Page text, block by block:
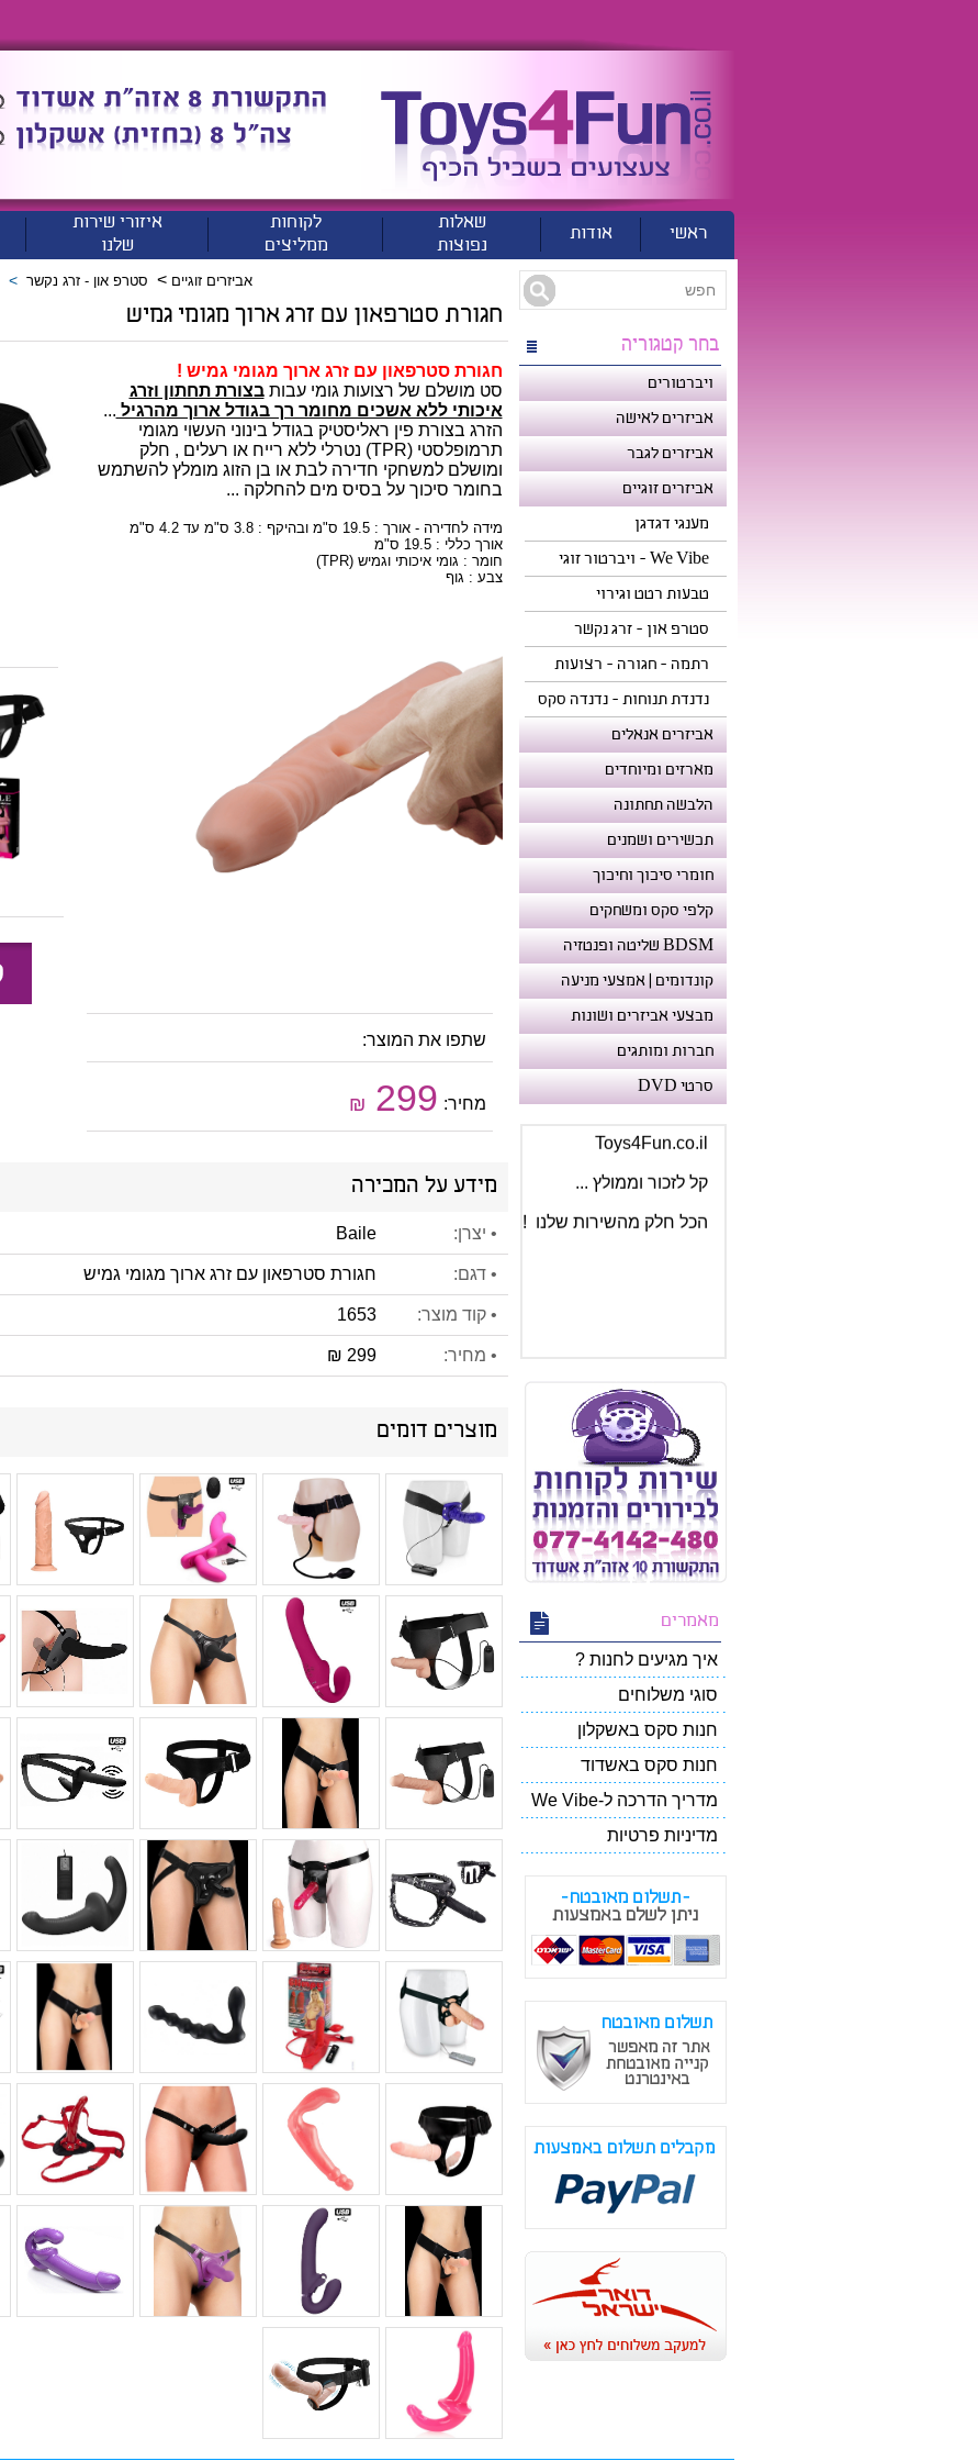
ראשי אודות
שאלות
נפוצות
לקוחות
ממליצים
איזורי שירות
שלנו
בחר קטגוריה
ויברטורים
אביזרים לאישה
אביזרים לגבר
אביזרים זוגיים
מענגי דגדגן
We Vibe - ויברטור זוגי
טבעות רטט וגירוי
סטרפ און - זרג נקשר
רתמה - חגורה - רצועות
נדנדת תנוחות - נדנדה סקס
אביזרים אנאלים
מארזים ומיוחדים
הלבשה תחתונה
תכשירים ושמנים
חומרי סיכוך וחיכוך
קלפי סקס ומשחקים
BDSM שליטה ופנטזיה
קונדומים | אמצעי מניעה
מבצעי אביזרים ושונות
חברות ומותגים
סרטי DVD
מעכשיו לנוחיותכם :
www.T4F.co.il
מאמרים
איך מגיעים לחנות ?
סוגי משלוחים
חנות סקס באשקלון
חנות סקס באשדוד
מדריך הדרכה ל-We Vibe
מדיניות פרטיות
אביזרים זוגיים > סטרפ און - זרג נקשר >
חגורת סטרפאון עם זרג ארוך מגומי גמיש
חגורת סטרפאון עם זרג ארוך מגומי גמיש !
סט מושלם של רצועות גומי עבותבצורת תחתון וזרג
איכותי ללא אשכים מחומר רך בגודל ארוך מהרגיל ...
הזרג בצורת פין ראליסטיק בגודל בינוני העשוי מגומי
תרמופלסטי (TPR) נטרלי ללא רייח או רעלים , חלק
ומושלם למשחקי חדירה לבת או בן הזוג מומלץ להשתמש
בחומר סיכוך על בסיס מים להחלקה ...
מידה לחדירה - אורך : 19.5 ס"מ ובהיקף : 3.8 ס"מ עד 4.2 ס"מ
אורך כללי : 19.5 ס"מ
חומר : גומי איכותי וגמיש (TPR)
צבע : גוף
שתפו את המוצר:
מחיר: 299
₪
מידע על המכירה
• יצרן: Baile
• דגם: חגורת סטרפאון עם זרג ארוך מגומי גמיש
• קוד מוצר: 1653
• מחיר: 299 ₪
מוצרים דומים